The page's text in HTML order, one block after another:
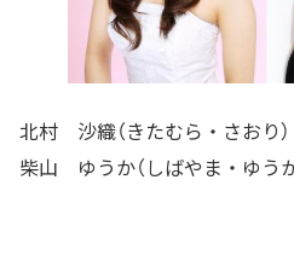
北村 沙織（きたむら・さお
柴山 ゆうか（しばやま・ゆ